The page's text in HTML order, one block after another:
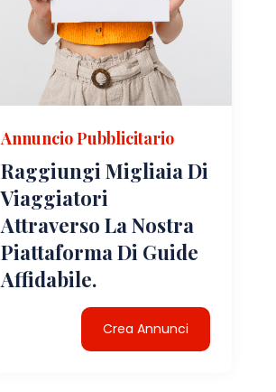
Annuncio Pubblicitario
Raggiungi Migliaia Di
Viaggiatori
Attraverso La Nostra
Piattaforma Di Guide
Affidabile.
Crea Annunci